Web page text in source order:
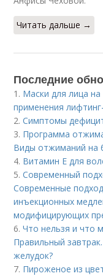
Читать дальше →
Последние
1. Маски для лица
применения
2.Симптомы
3. Программа
Виды отжиманий на
4. Витамин Е для
5.Современный
Современные
инъекционных
модифицирующих
6.Что нельзя и что
Правильный
желудок?
7. Пироженое из